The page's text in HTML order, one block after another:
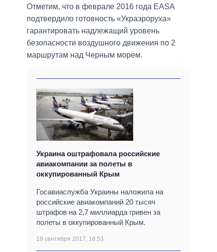
Отметим, что в феврале 2016 года EASA
подтвердило готовность «Украэроруха»
гарантировать надлежащий уровень
безопасности воздушного движения по 2
маршрутам над Черным морем.
Украина оштрафовала российские
авиакомпании за полеты в
оккупированный Крым
Госавиаслужба Украины наложила на
российские авиакомпаний 20 тысяч
штрафов на 2,7 миллиарда гривен за
полеты в оккупированный Крым.
19 сентября 2017, 16:53